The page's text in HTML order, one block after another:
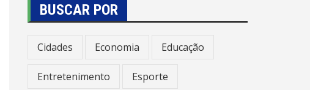
BUSCAR POR
Cidades Economia Educação
Entretenimento Esporte